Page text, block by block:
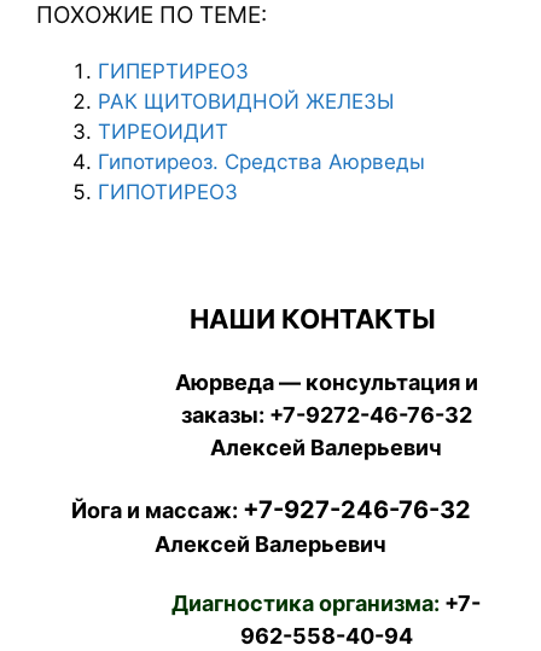
ПОХОЖИЕ ПО ТЕМЕ:
ГИПЕРТИРЕОЗ
РАК ЩИТОВИДНОЙ ЖЕЛЕЗЫ
ТИРЕОИДИТ
Гипотиреоз. Средства Аюрведы
ГИПОТИРЕОЗ
НАШИ КОНТАКТЫ
Аюрведа — консультация и
заказы: +7-9272-46-76-32
Алексей Валерьевич
Йога и массаж: +7-927-246-76-32
Алексей Валерьевич
Диагностика организма: +7-
962-558-40-94